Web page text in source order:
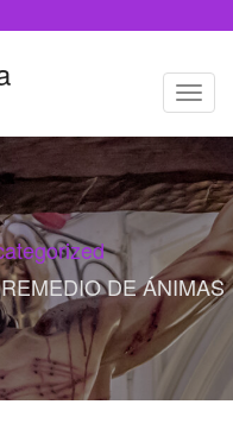
T
o
g
l
e
n
a
v
i
g
a
t
DE ÁNIMAS